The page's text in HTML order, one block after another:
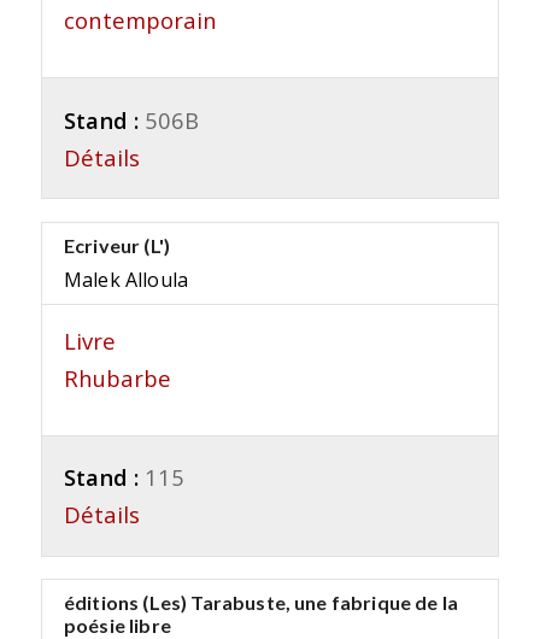
contemporain
Stand : 506B
Détails
Ecriveur (L')
Malek Alloula
Livre
Rhubarbe
Stand : 115
Détails
éditions (Les) Tarabuste, une fabrique de la
poésie libre